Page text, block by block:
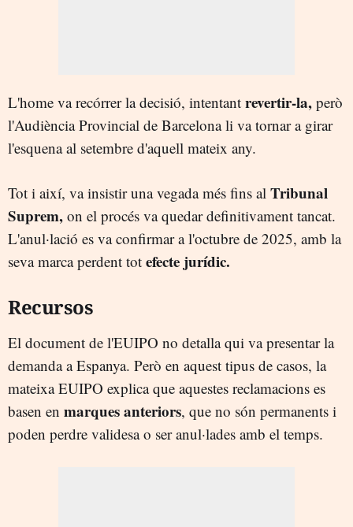
L'home va recórrer la decisió, intentant revertir-la, però
l'Audiència Provincial de Barcelona li va tornar a girar
l'esquena al setembre d'aquell mateix any.
Tot i així, va insistir una vegada més fins al Tribunal
Suprem, on el procés va quedar definitivament tancat.
L'anul·lació es va confirmar a l'octubre de 2025, amb la
seva marca perdent tot efecte jurídic.
Recursos
El document de l'EUIPO no detalla qui va presentar la
demanda a Espanya. Però en aquest tipus de casos, la
mateixa EUIPO explica que aquestes reclamacions es
basen en marques anteriors, que no són permanents i
poden perdre validesa o ser anul·lades amb el temps.